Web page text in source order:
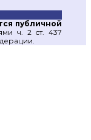
публичной
ч. 2 ст. 437